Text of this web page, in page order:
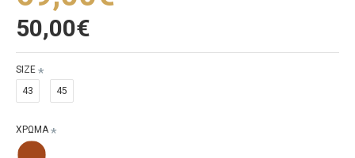
50,00€
SIZE
43
45
ΧΡΩΜΑ